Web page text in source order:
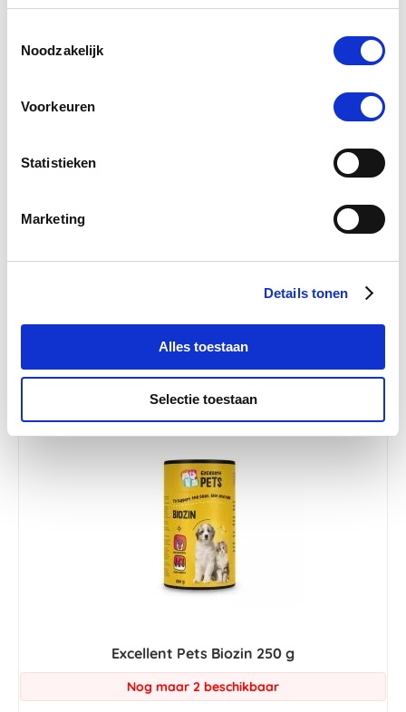
Noodzakelijk
Voorkeuren
Statistieken
Marketing
Details tonen
Alles toestaan
Selectie toestaan
Excellent Pets Biozin 250 g
Nog maar 2 beschikbaar